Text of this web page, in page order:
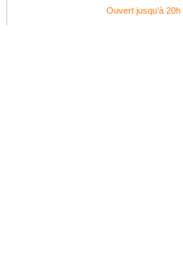
Ouvert jusqu'à 20h